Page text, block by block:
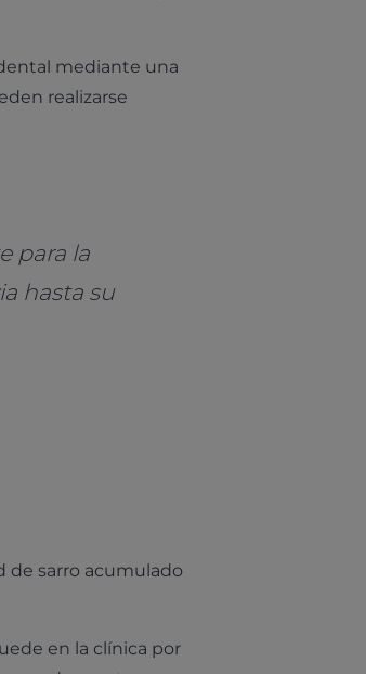
mediante una
realizarse
para la
hasta su
de sarro acumulado
en la clínica por